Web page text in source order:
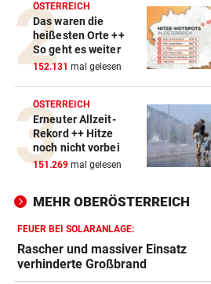
ÖSTERREICH
Das waren die
heißesten Orte ++
So geht es weiter
152.131 mal gelesen
ÖSTERREICH
Erneuter Allzeit-
Rekord ++ Hitze
noch nicht vorbei
151.269 mal gelesen
MEHR OBERÖSTERREICH
FEUER BEI SOLARANLAGE:
Rascher und massiver Einsatz
verhinderte Großbrand